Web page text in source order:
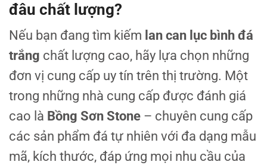
đâu chất lượng?
Nếu bạn đang tìm kiếm lan can lục bình đá
trắng chất lượng cao, hãy lựa chọn những
đơn vị cung cấp uy tín trên thị trường. Một
trong những nhà cung cấp được đánh giá
cao là Bồng Sơn Stone – chuyên cung cấp
các sản phẩm đá tự nhiên với đa dạng mẫu
mã, kích thước, đáp ứng mọi nhu cầu của